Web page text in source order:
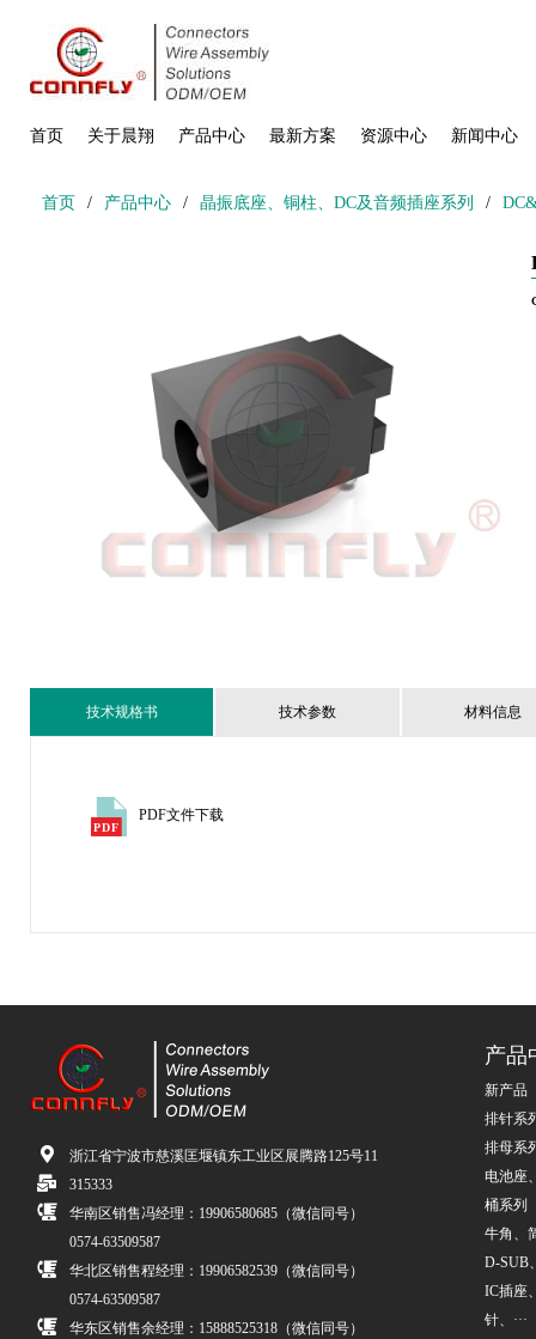
首页 关于晨翔 产品中心 最新方案 资源中心 新闻中心
首页 / 产品中心 / 晶振底座、铜柱、DC及音频插座系列 /
技术规格书 技术参数 材料信息
PDF文件下载
浙江省宁波市慈溪匡堰镇东工业区展腾路125号11
315333
华南区销售冯经理：19906580685（微信同号）
0574-63509587
华北区销售程经理：19906582539（微信同号）
0574-63509587
华东区销售余经理：15888525318（微信同号）
产品
新产品
排针系
排母系
电池座
桶系列
牛角、
D-SUB
IC插座
针、···